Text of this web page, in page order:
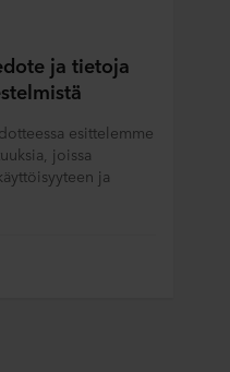
tietojasi evästeiden
sitä milloin tahansa
alareunassa olevaa
käytöstä
osiosta ja
ja tietoja
esittelemme
joissa
ja